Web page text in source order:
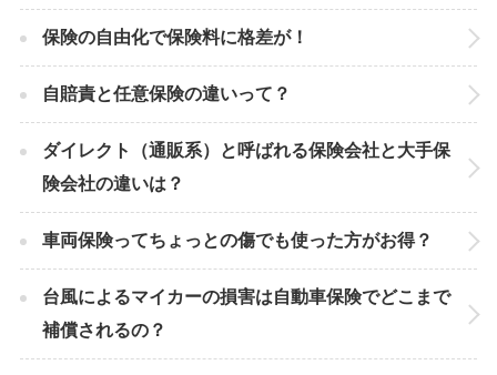
保険の自由化で保険料に格差が！
自賠責と任意保険の違いって？
ダイレクト（通販系）と呼ばれる保険会社と大手保
険会社の違いは？
車両保険ってちょっとの傷でも使った方がお得？
台風によるマイカーの損害は自動車保険でどこまで
補償されるの？